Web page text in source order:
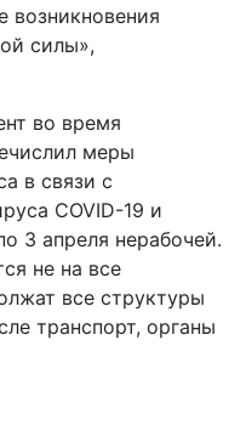
возникновения
силы»,
во время
меры
в связи с
COVID-19 и
3 апреля нерабочей.
не на все
все структуры
транспорт, органы